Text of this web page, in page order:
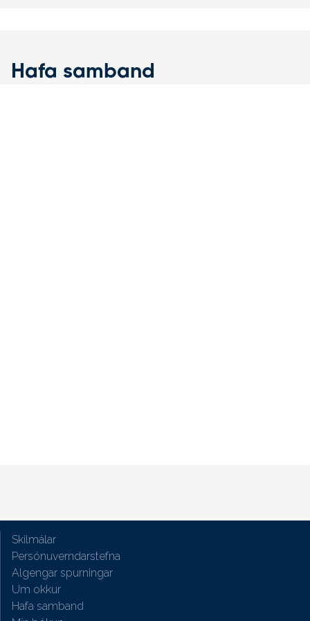
Hafa samband
Skilmálar
Persónuverndarstefna
Algengar spurningar
Um okkur
Hafa samband